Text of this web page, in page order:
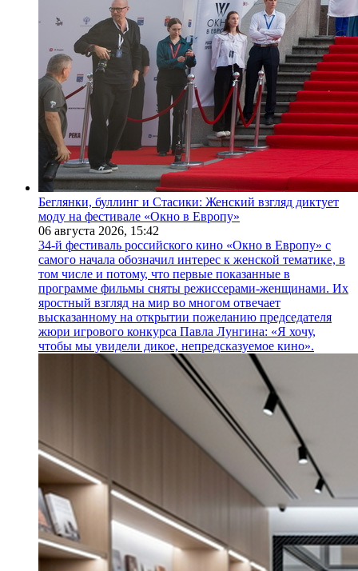
Беглянки, буллинг и Стасики: Женский взгляд диктует
моду на фестивале «Окно в Европу»
06 августа 2026, 15:42
34-й фестиваль российского кино «Окно в Европу» с
самого начала обозначил интерес к женской тематике, в
том числе и потому, что первые показанные в
программе фильмы сняты режиссерами-женщинами. Их
яростный взгляд на мир во многом отвечает
высказанному на открытии пожеланию председателя
жюри игрового конкурса Павла Лунгина: «Я хочу,
чтобы мы увидели дикое, непредсказуемое кино».